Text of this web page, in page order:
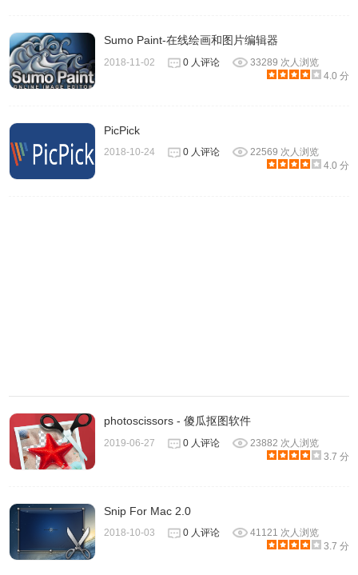
2、Pixelmator Photo根据照片处理需求，在操作界面中除了
3、Pixelmator Photo除了浏览和添加iPad本地照片外，还可
Sumo Paint-在线绘画和图片编辑器
2018-11-02 0 人评论
33289 次人浏览
4.0 分
PicPick
2018-10-24 0 人评论
22569 次人浏览
4.0 分
photoscissors - 傻瓜抠图软件
2019-06-27 0 人评论
23882 次人浏览
3.7 分
Snip For Mac 2.0
2018-10-03 0 人评论
41121 次人浏览
3.7 分